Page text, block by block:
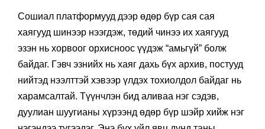
Сошиал платформууд дээр өдөр бүр сая сая
хаягууд шинээр нээгдэж, төдий чинээ их хаягууд
эзэн нь хорвоог орхисноос үүдэж “амьгүй” болж
байдаг. Гэвч эзнийх нь хаяг дахь бүх архив, постууд
нийтэд нээлттэй хэвээр үлдэх тохиолдол байдаг нь
харамсалтай. Түүнчлэн бид аливаа нэг сэдэв,
дуулиан шуугианы хүрээнд өдөр бүр шэйр хийж нэг